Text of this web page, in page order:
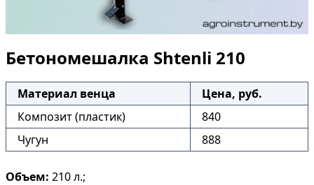
Бетономешалка Shtenli 210
Материал венца
Цена, руб.
Композит (пластик)
840
Чугун
888
Объем: 210 л.;